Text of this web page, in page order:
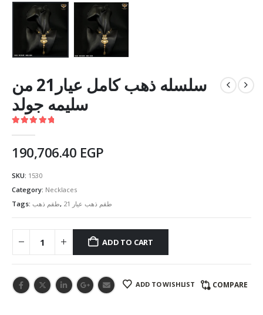
سلسله ذهب كامل عيار21 من
سليمه جولد
190,706.40 EGP
SKU: 1530
Category: Necklaces
Tags: طقم ذهب, طقم ذهب عيار 21
ADD TO CART
ADD TO WISHLIST COMPARE